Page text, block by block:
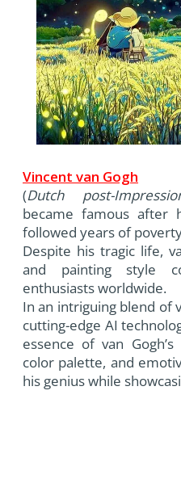
Vincent van Gogh
(Dutch post-
became famous after
followed years of
Despite his tragic life,
and painting style
enthusiasts worldwide.
In an intriguing blend of
cutting-edge AI
essence of van
color palette, and
his genius while